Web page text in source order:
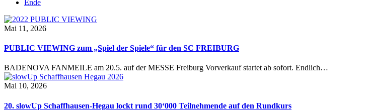
Ende
Mai 11, 2026
PUBLIC VIEWING zum „Spiel der Spiele“ für den SC FREIBURG
BADENOVA FANMEILE am 20.5. auf der MESSE Freiburg Vorverkauf startet ab sofort. Endlich…
Mai 10, 2026
20. slowUp Schaffhausen-Hegau lockt rund 30‘000 Teilnehmende auf den Rundkurs